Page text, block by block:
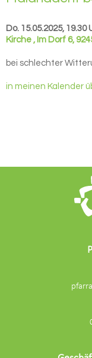
Do. 15.05.2025, 19.30
Kirche , Im Dorf 6,
bei schlechter
in meinen Kalender